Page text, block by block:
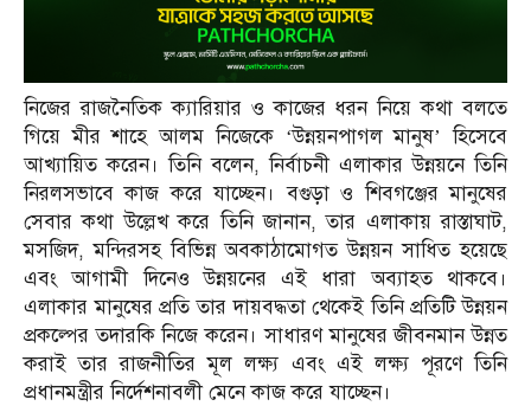
নিজের রাজনৈতিক ক্যারিয়ার ও কাজের ধরন নিয়ে কথা বলতে
গিয়ে মীর শাহে আলম নিজেকে ‘উন্নয়নপাগল মানুষ’ হিসেবে
আখ্যায়িত করেন। তিনি বলেন, নির্বাচনী এলাকার উন্নয়নে তিনি
নিরলসভাবে কাজ করে যাচ্ছেন। বগুড়া ও শিবগঞ্জের মানুষের
সেবার কথা উল্লেখ করে তিনি জানান, তার এলাকায় রাস্তাঘাট,
মসজিদ, মন্দিরসহ বিভিন্ন অবকাঠামোগত উন্নয়ন সাধিত হয়েছে
এবং আগামী দিনেও উন্নয়নের এই ধারা অব্যাহত থাকবে।
এলাকার মানুষের প্রতি তার দায়বদ্ধতা থেকেই তিনি প্রতিটি উন্নয়ন
প্রকল্পের তদারকি নিজে করেন। সাধারণ মানুষের জীবনমান উন্নত
করাই তার রাজনীতির মূল লক্ষ্য এবং এই লক্ষ্য পূরণে তিনি
প্রধানমন্ত্রীর নির্দেশনাবলী মেনে কাজ করে যাচ্ছেন।